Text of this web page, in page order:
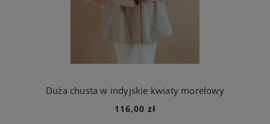
Duża chusta w indyjskie kwiaty morelowy
116,00 zł